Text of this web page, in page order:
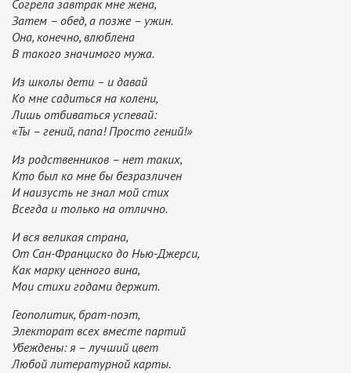
Согрела завтрак мне жена,
Затем – обед, а позже – ужин.
Она, конечно, влюблена
В такого значимого мужа.
Из школы дети – и давай
Ко мне садиться на колени,
Лишь отбиваться успевай:
«Ты – гений, папа! Просто гений!»
Из родственников – нет таких,
Кто был ко мне бы безразличен
И наизусть не знал мой стих
Всегда и только на отлично.
И вся великая страна,
От Сан-Франциско до Нью-Джерси,
Как марку ценного вина,
Мои стихи годами держит.
Геополитик, брат-поэт,
Электорат всех вместе партий
Убеждены: я – лучший цвет
Любой литературной карты.